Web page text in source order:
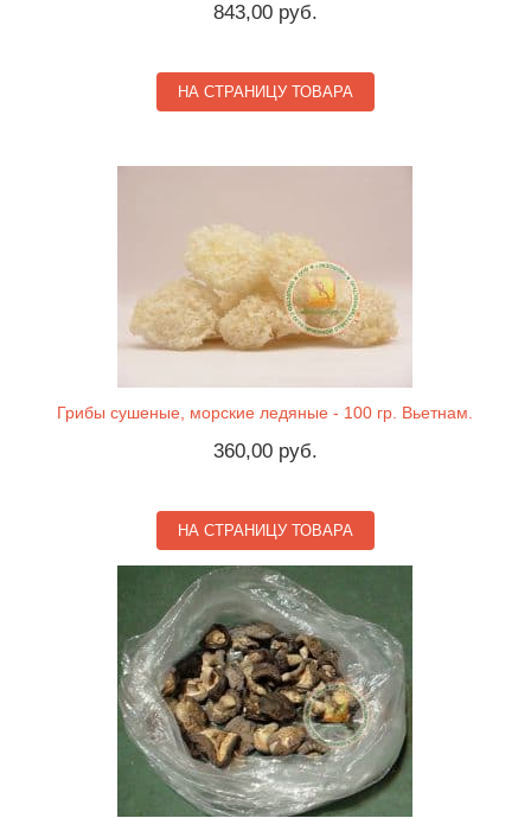
843,00 руб.
НА СТРАНИЦУ ТОВАРА
Грибы сушеные, морские ледяные - 100 гр. Вьетнам.
360,00 руб.
НА СТРАНИЦУ ТОВАРА